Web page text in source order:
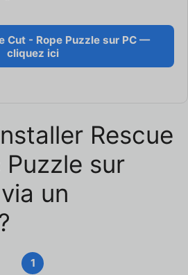
Cut - Rope Puzzle sur PC —
cliquez ici
Rescue
sur
un
1